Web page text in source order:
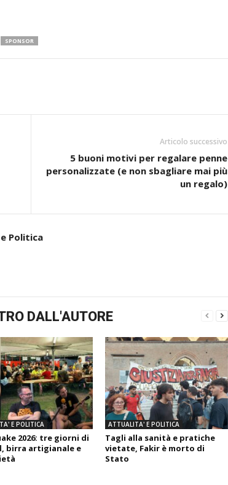
SPONSOR
Articolo successivo
5 buoni motivi per regalare penne
personalizzate (e non sbagliare mai più
un regalo)
Politica
DALL'AUTORE
E POLITICA
2026: tre giorni di
birra artigianale e
ATTUALITA' E POLITICA
Tagli alla sanità e pratiche
vietate, Fakir è morto di
Stato